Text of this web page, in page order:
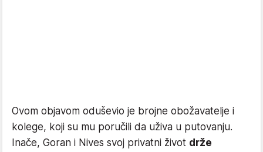
Ovom objavom oduševio je brojne obožavatelje i
kolege, koji su mu poručili da uživa u putovanju.
Inače, Goran i Nives svoj privatni život drže